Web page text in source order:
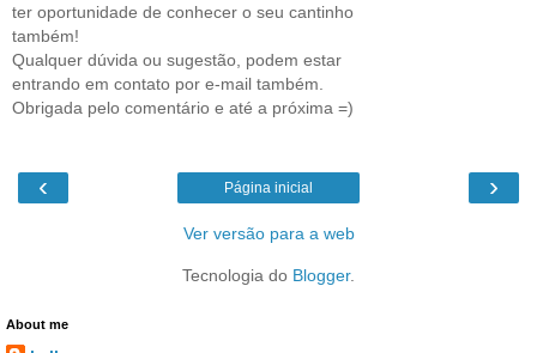
ter oportunidade de conhecer o seu cantinho
também!
Qualquer dúvida ou sugestão, podem estar
entrando em contato por e-mail também.
Obrigada pelo comentário e até a próxima =)
‹ ›
Página inicial
Ver versão para a web
Tecnologia do Blogger.
About me